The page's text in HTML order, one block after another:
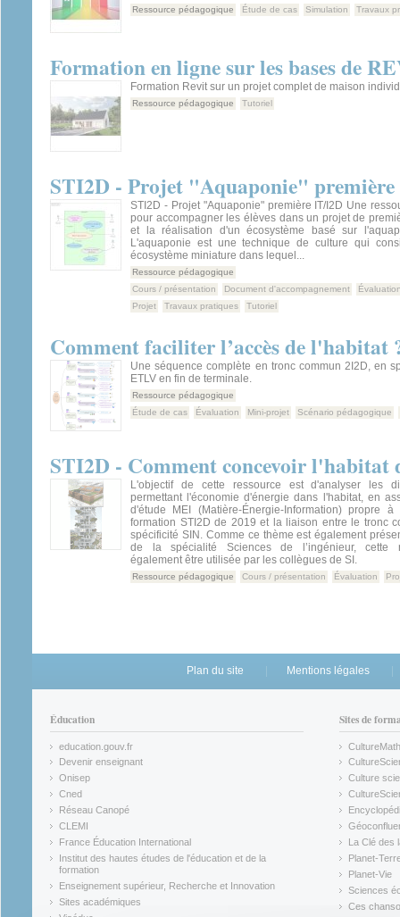
Ressource pédagogique Étude de cas Simulation Travaux
Formation en ligne sur les bases de
Formation Revit sur un projet complet de maison
Ressource pédagogique Tutoriel
STI2D - Projet "Aquaponie"
STI2D - Projet "Aquaponie" première IT/I2D Une
pour accompagner les élèves dans un projet de
et la réalisation d'un écosystème basé sur
L'aquaponie est une technique de culture qui
écosystème miniature dans lequel...
Ressource pédagogique
Cours / présentation
Document d'accompagnement
Projet
Travaux pratiques Tutoriel
Comment faciliter l’accès de l'habitat
Une séquence complète en tronc commun 2I2D, en
ETLV en fin de terminale.
Ressource pédagogique
Étude de cas
Évaluation Mini-projet Scénario pédagogique
STI2D - Comment concevoir l'habitat
L'objectif de cette ressource est d'analyser les
permettant l'économie d'énergie dans l'habitat, en
d'étude MEI (Matière-Énergie-Information) propre
formation STI2D de 2019 et la liaison entre le tronc
spécificité SIN. Comme ce thème est également
de la spécialité Sciences de l’ingénieur, cette
également être utilisée par les collègues de SI.
Ressource pédagogique Cours / présentation Évaluation
Plan du site Mentions légales
Éducation
education.gouv.fr
(link is external)
Devenir enseignant
(link is external)
Onisep
(link is external)
Cned
(link is external)
Réseau Canopé
(link is external)
CLEMI
(link is external)
France Éducation International
(link is external)
Institut des hautes études de l'éducation et de la
formation
(link is external)
Enseignement supérieur, Recherche et Innovation
(link is external)
Sites académiques
(link is external)
Sites de
CultureMath
(link is
(link is
Culture
(link is
(link is
(link is
La Clé des
(link is
Planet-
(link is
Planet-Vie
(link is
Sciences
(link is
Ces